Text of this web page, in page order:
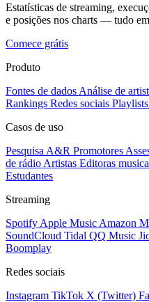
Estatísticas de streaming,
e posições nos charts — tudo
Comece grátis
Produto
Fontes de dados Análise de
Rankings Redes sociais Playlists
Casos de uso
Pesquisa A&R Promotores
de rádio Artistas Editoras
Estudantes
Streaming
Spotify Apple Music Amazon
SoundCloud Tidal QQ Music
Boomplay
Redes sociais
Instagram TikTok X (Twitter)